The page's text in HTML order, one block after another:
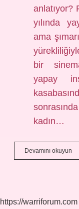
anlatıyor?
yılında
ama
bir
yapay
kadın…
Devamını okuyun
https://warriforum.com